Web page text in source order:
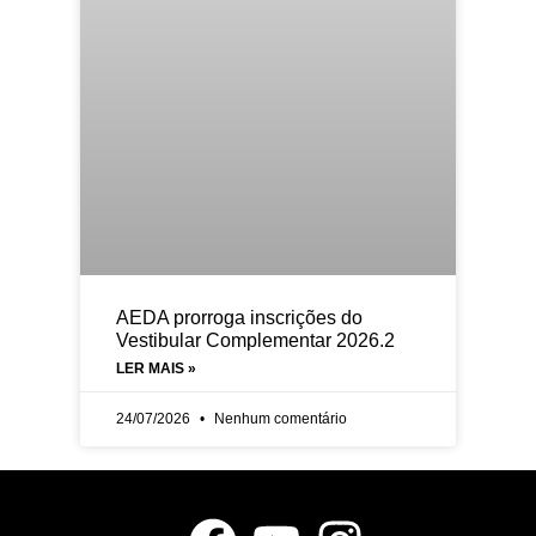
AEDA prorroga inscrições do
Vestibular Complementar 2026.2
LER MAIS »
24/07/2026 Nenhum comentário